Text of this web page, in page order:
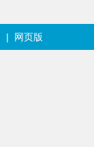
| 网页版